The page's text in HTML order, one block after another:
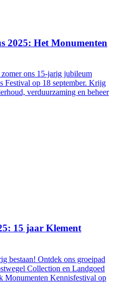
2025: Het Monumenten
ons 15-jarig jubileum
Festival op 18 september. Krijg
verduurzaming en beheer
15 jaar Klement
bestaan! Ontdek ons groeipad
Collection en Landgoed
Monumenten Kennisfestival op